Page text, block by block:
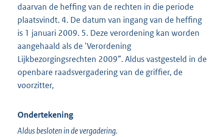
daarvan de heffing van de rechten in die periode
plaatsvindt. 4. De datum van ingang van de heffing
is 1 januari 2009. 5. Deze verordening kan worden
aangehaald als de 'Verordening
Lijkbezorgingsrechten 2009”. Aldus vastgesteld in de
openbare raadsvergadering van de griffier, de
voorzitter,
Ondertekening
Aldus besloten in de vergadering.